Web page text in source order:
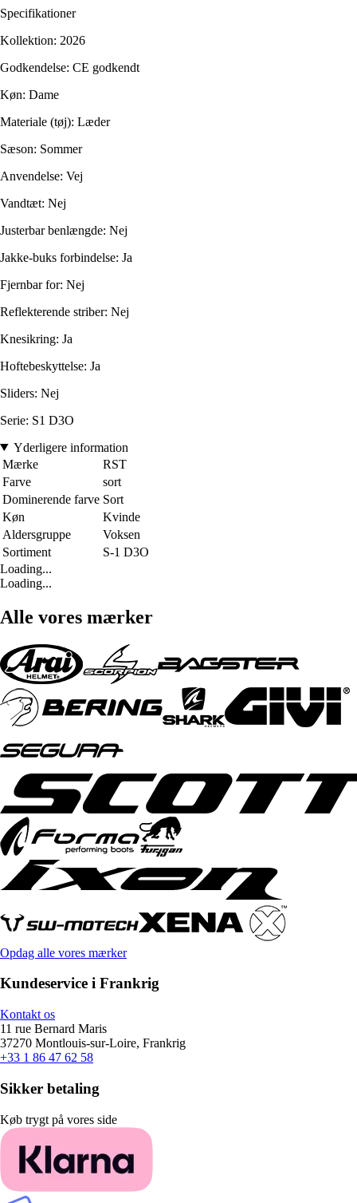
Specifikationer
Kollektion: 2026
Godkendelse: CE godkendt
Køn: Dame
Materiale (tøj): Læder
Sæson: Sommer
Anvendelse: Vej
Vandtæt: Nej
Justerbar benlængde: Nej
Jakke-buks forbindelse: Ja
Fjernbar for: Nej
Reflekterende striber: Nej
Knesikring: Ja
Hoftebeskyttelse: Ja
Sliders: Nej
Serie: S1 D3O
Yderligere information
Mærke
RST
Farve
sort
Dominerende farve Sort
Køn
Kvinde
Aldersgruppe
Voksen
Sortiment
S-1 D3O
Loading...
Loading...
Alle vores mærker
Opdag alle vores mærker
Kundeservice i Frankrig
Kontakt os
11 rue Bernard Maris
37270 Montlouis-sur-Loire, Frankrig
+33 1 86 47 62 58
Sikker betaling
Køb trygt på vores side